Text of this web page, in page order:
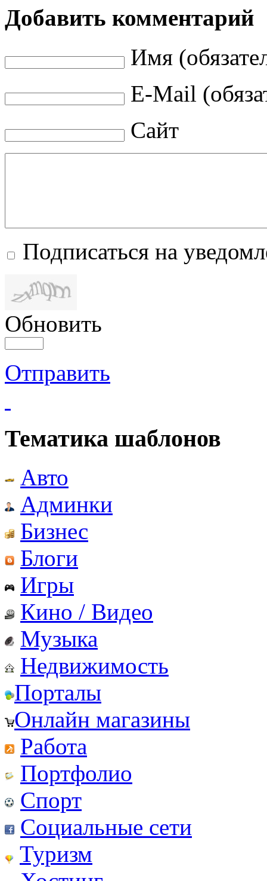
Добавить комментарий
Имя
E-Mail
Сайт
Подписаться на
Обновить
Отправить
Тематика шаблонов
Авто
Админки
Бизнес
Блоги
Игры
Кино / Видео
Музыка
Недвижимость
Порталы
Онлайн магазины
Работа
Портфолио
Спорт
Социальные сети
Туризм